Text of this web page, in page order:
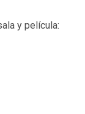
y película: